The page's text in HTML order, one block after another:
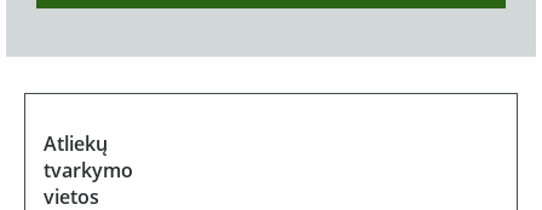
Atliekų
tvarkymo
vietos